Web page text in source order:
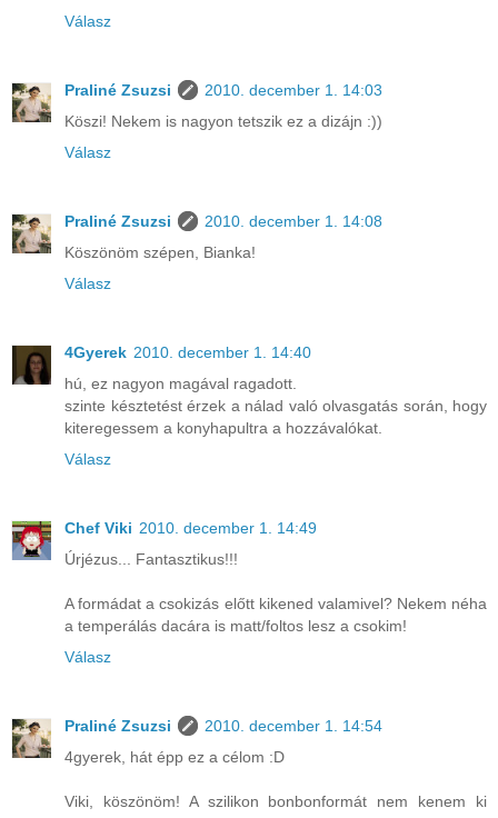
Válasz
Praliné Zsuzsi
2010. december 1. 14:03
Köszi! Nekem is nagyon tetszik ez a dizájn :))
Válasz
Praliné Zsuzsi
2010. december 1. 14:08
Köszönöm szépen, Bianka!
Válasz
4Gyerek 2010. december 1. 14:40
hú, ez nagyon magával ragadott.
szinte késztetést érzek a nálad való olvasgatás során, hogy
kiteregessem a konyhapultra a hozzávalókat.
Válasz
Chef Viki 2010. december 1. 14:49
Úrjézus... Fantasztikus!!!
A formádat a csokizás előtt kikened valamivel? Nekem néha
a temperálás dacára is matt/foltos lesz a csokim!
Válasz
Praliné Zsuzsi
2010. december 1. 14:54
4gyerek, hát épp ez a célom :D
Viki, köszönöm! A szilikon bonbonformát nem kenem ki